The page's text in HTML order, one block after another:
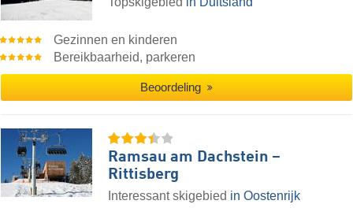
Gezinnen en kinderen
Bereikbaarheid, parkeren
Beoordeling
Ramsau am Dachstein –
Rittisberg
Interessant skigebied in Oostenrijk